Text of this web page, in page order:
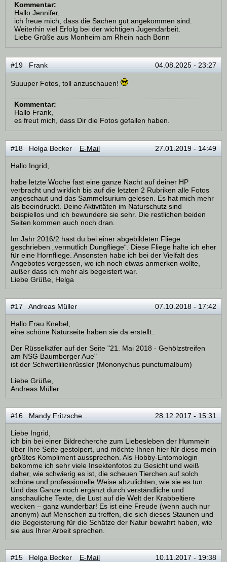
Kommentar:
Hallo Jennifer,
ich freue mich, dass die Sachen gut angekommen sind.
Weiterhin viel Erfolg bei der wichtigen Jugendarbeit.
Liebe Grüße aus Monheim am Rhein nach Bonn
#19 Frank 04.08.2025 - 23:27
Suuuper Fotos, toll anzuschauen!
Kommentar:
Hallo Frank,
es freut mich, dass Dir die Fotos gefallen haben.
#18 Helga Becker E-Mail 27.01.2019 - 14:49
Hallo Ingrid,
habe letzte Woche fast eine ganze Nacht auf deiner HP
verbracht und wirklich bis auf die letzten 2 Rubriken alle Fotos
angeschaut und das Sammelsurium gelesen. Es hat mich mehr
als beeindruckt. Deine Aktivitäten im Naturschutz sind
beispiellos und ich bewundere sie sehr. Die restlichen beiden
Seiten kommen auch noch dran.
Im Jahr 2016/2 hast du bei einer abgebildeten Fliege
geschrieben „vermutlich Dungfliege“. Diese Fliege halte ich eher
für eine Hornfliege. Ansonsten habe ich bei der Vielfalt des
Angebotes vergessen, wo ich noch etwas anmerken wollte,
außer dass ich mehr als begeistert war.
Liebe Grüße, Helga
#17 Andreas Müller 07.10.2018 - 17:42
Hallo Frau Knebel,
eine schöne Naturseite haben sie da erstellt..
Der Rüsselkäfer auf der Seite "21. Mai 2018 - Gehölzstreifen
am NSG Baumberger Aue"
ist der Schwertlilienrüssler (Mononychus punctumalbum)
Liebe Grüße,
Andreas Müller
#16 Mandy Fritzsche 28.12.2017 - 15:31
Liebe Ingrid,
ich bin bei einer Bildrecherche zum Liebesleben der Hummeln
über Ihre Seite gestolpert, und möchte Ihnen hier für diese mein
größtes Kompliment aussprechen. Als Hobby-Entomologin
bekomme ich sehr viele Insektenfotos zu Gesicht und weiß
daher, wie schwierig es ist, die scheuen Tierchen auf solch
schöne und professionelle Weise abzulichten, wie sie es tun.
Und das Ganze noch ergänzt durch verständliche und
anschauliche Texte, die Lust auf die Welt der Krabbeltiere
wecken – ganz wunderbar! Es ist eine Freude (wenn auch nur
anonym) auf Menschen zu treffen, die sich dieses Staunen und
die Begeisterung für die Schätze der Natur bewahrt haben, wie
sie aus Ihrer Arbeit sprechen.
#15 Helga Becker E-Mail 10.11.2017 - 19:38